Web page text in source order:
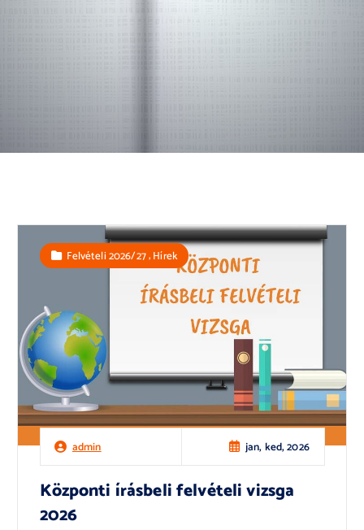
admin jan, ked, 2026
Felvételi 2026/27,Hírek
Központi írásbeli felvételi vizsga
2026